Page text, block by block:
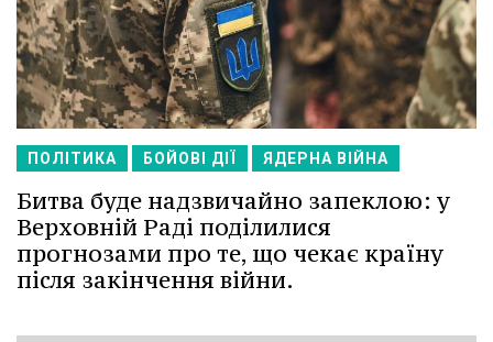
ПОЛІТИКА БОЙОВІ ДІЇ ЯДЕРНА ВІЙНА
Битва буде надзвичайно запеклою: у
Верховній Раді поділилися
прогнозами про те, що чекає країну
після закінчення війни.